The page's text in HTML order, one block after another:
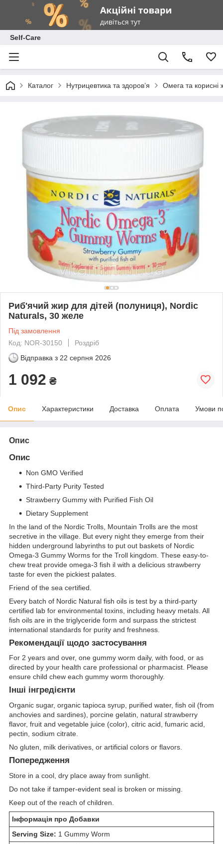
Self-Care
Каталог Нутрицевтика та здоров’я Омега та корисні
Риб'ячий жир для дітей (полуниця), Nordic
Naturals, 30 желе
Під замовлення
Код: NOR-30150
Роздріб
Відправка з 22 серпня 2026
1 092 ₴
Опис Характеристики Доставка Оплата Умови
Опис
Опис
Non GMO Verified
Third-Party Purity Tested
Strawberry Gummy with Purified Fish Oil
Dietary Supplement
In the land of the Nordic Trolls, Mountain Trolls are the most
secretive in the village. But every night they emerge from their
hidden underground labyrinths to put out baskets of Nordic
Omega-3 Gummy Worms for the Troll kingdom. These easy-to-
chew treat provide omega-3 fish il with a delicious strawberry
taste for even the pickiest palates.
Friend of the sea certified.
Every batch of Nordic Natural fish oils is test by a third-party
certified lab for environmental toxins, including heavy metals. All
fish oils are in the triglyceride form and surpass the strictest
international standards for purity and freshness.
Рекомендації щодо застосування
For 2 years and over, one gummy worm daily, with food, or as
directed by your health care professional or pharmacist. Please
ensure child chew each gummy worm thoroughly.
Інші інгредієнти
Organic sugar, organic tapioca syrup, purified water, fish oil (from
anchovies and sardines), porcine gelatin, natural strawberry
flavor, fruit and vegetable juice (color), citric acid, fumaric acid,
pectin, sodium citrate.
No gluten, milk derivatives, or artificial colors or flavors.
Попередження
Store in a cool, dry place away from sunlight.
Do not take if tamper-evident seal is broken or missing.
Keep out of the reach of children.
Інформація про Добавки
Serving Size: 1 Gummy Worm